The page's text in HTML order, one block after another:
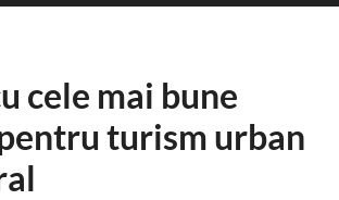
cele mai bune
turism urban